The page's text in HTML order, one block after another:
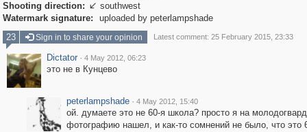
Shooting direction:  southwest
Watermark signature:
uploaded by peterlampshade
23
Sign in to share your opinion Latest comment: 25 February 2015, 23:33
Dictator · 4 May 2012, 06:23
это не в Кунцево
peterlampshade · 4 May 2012, 15:40
ой. думаете это не 60-я школа? просто я на
фотографию нашел, и как-то сомнений не было, что это